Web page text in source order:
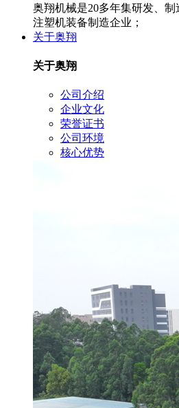
奥翔机械是20多年集研发、
注塑机装备制造企业；
关于奥翔
关于奥翔
公司介绍
企业文化
荣誉证书
公司环境
核心优势